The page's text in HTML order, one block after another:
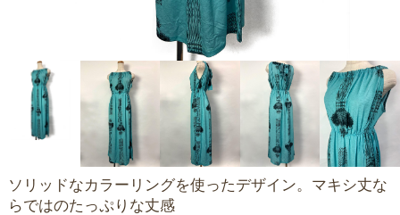
ソリッドなカラーリングを使ったデザイン。マキシ丈な
らではのたっぷりな丈感